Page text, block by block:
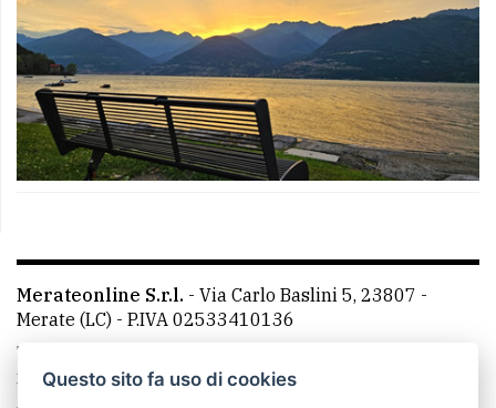
Merateonline S.r.l. - Via Carlo Baslini 5, 23807 -
Merate (LC) - P.IVA 02533410136
Telefono:
mail: redazione@leccoonline.com
Questo sito fa uso di cookies